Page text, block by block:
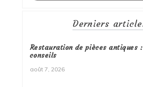
Derniers
Restauration de pièces antiques
conseils
août 7, 2026